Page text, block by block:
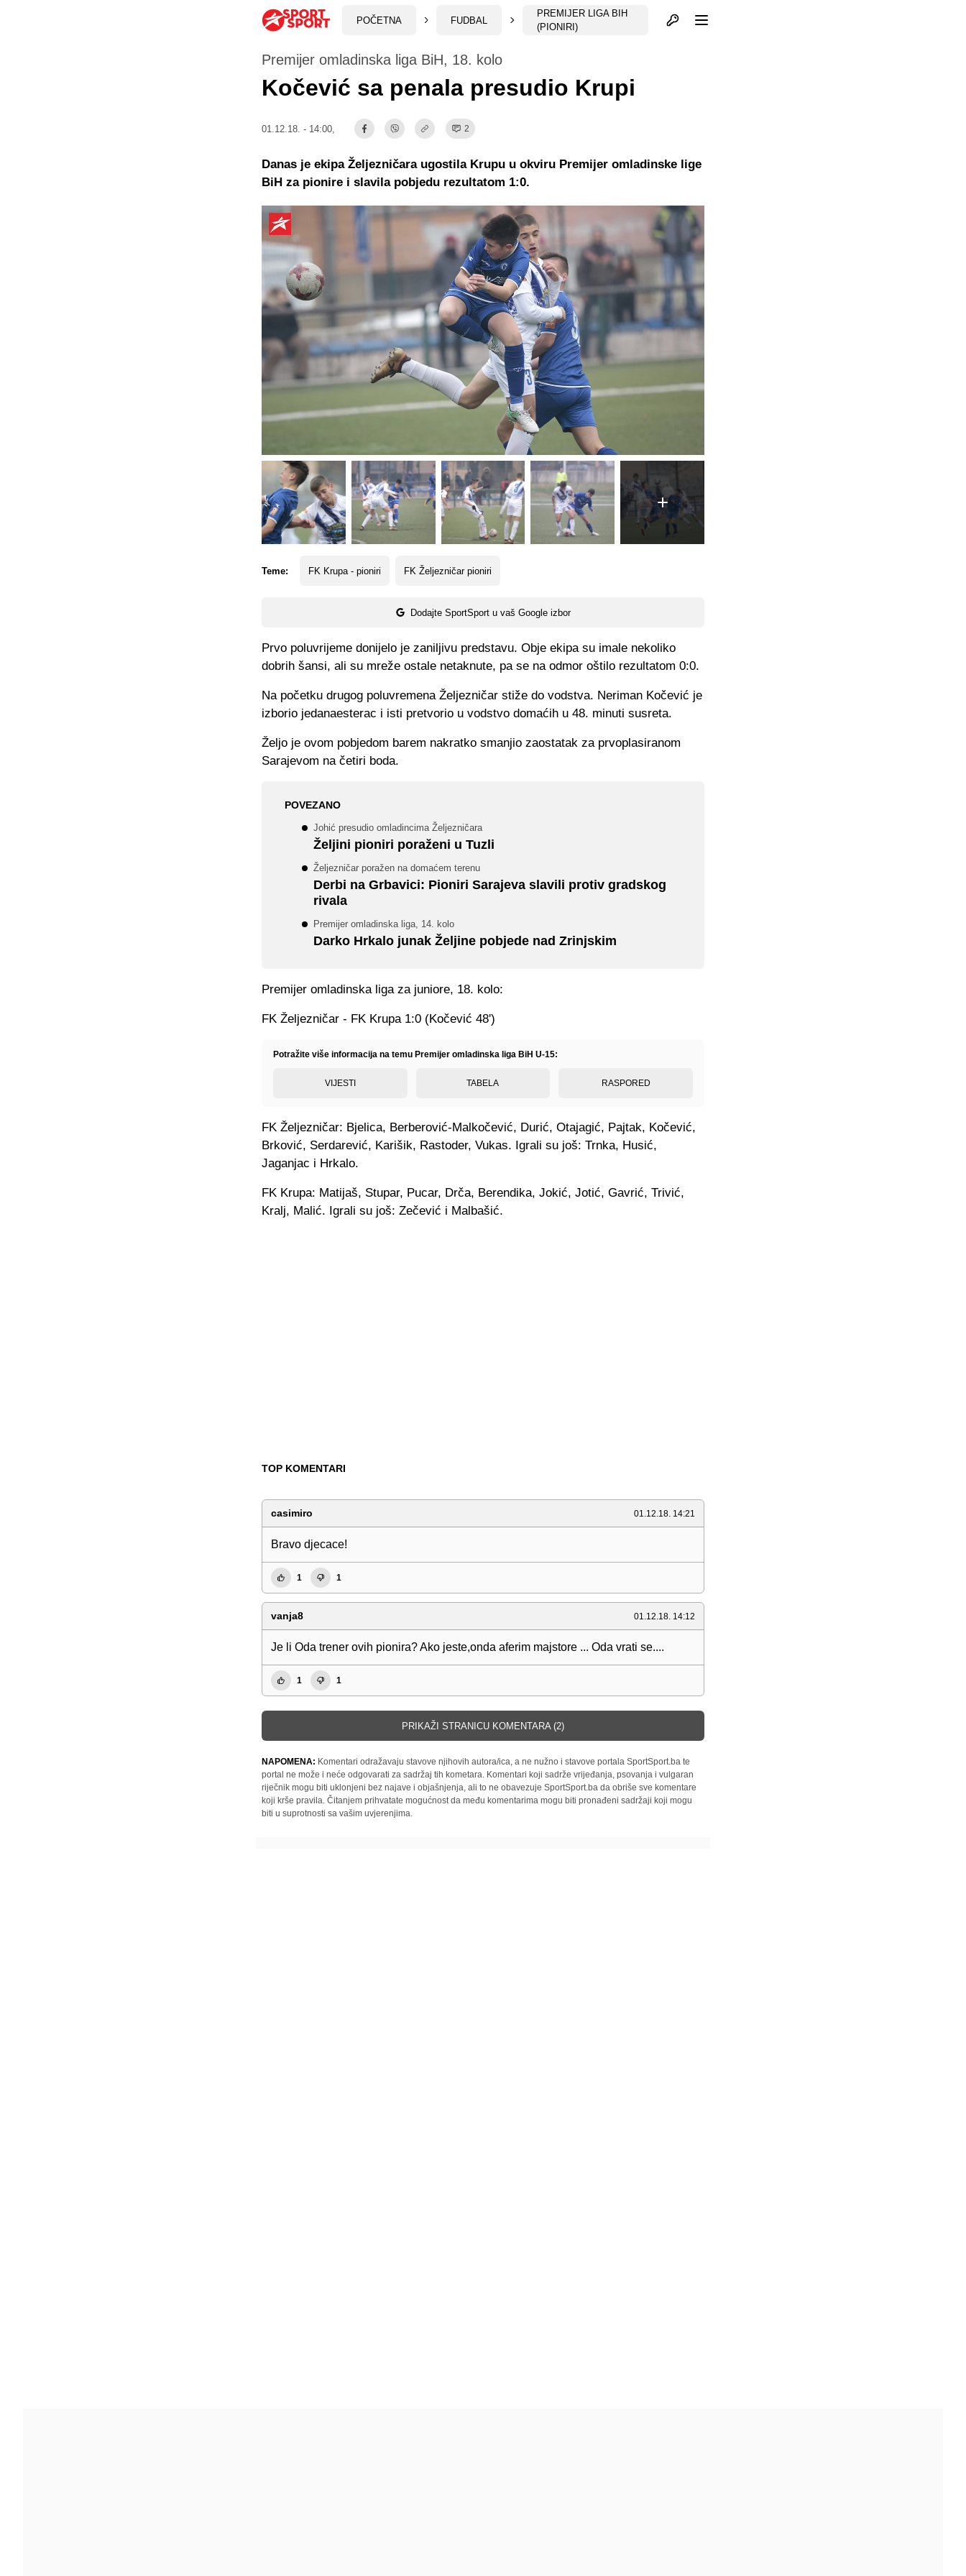
POČETNA FUDBAL
PREMIJER LIGA BIH
(PIONIRI)
Otvori profil
Premijer omladinska liga BiH, 18. kolo
Kočević sa penala presudio Krupi
01.12.18. - 14:00, 2
Teme: FK Krupa - pioniri FK Željezničar pioniri
Dodajte SportSport u vaš Google izbor
Danas je ekipa Željezničara ugostila Krupu u okviru Premijer omladinske lige
BiH za pionire i slavila pobjedu rezultatom 1:0.
Prvo poluvrijeme donijelo je zaniljivu predstavu. Obje ekipa su imale nekoliko
dobrih šansi, ali su mreže ostale netaknute, pa se na odmor oštilo rezultatom 0:0.
Na početku drugog poluvremena Željezničar stiže do vodstva. Neriman Kočević je
izborio jedanaesterac i isti pretvorio u vodstvo domaćih u 48. minuti susreta.
Željo je ovom pobjedom barem nakratko smanjio zaostatak za prvoplasiranom
Sarajevom na četiri boda.
POVEZANO
Johić presudio omladincima Željezničara
Željini pioniri poraženi u Tuzli
Željezničar poražen na domaćem terenu
Derbi na Grbavici: Pioniri Sarajeva slavili protiv gradskog
rivala
Premijer omladinska liga, 14. kolo
Darko Hrkalo junak Željine pobjede nad Zrinjskim
Premijer omladinska liga za juniore, 18. kolo:
FK Željezničar - FK Krupa 1:0 (Kočević 48')
Potražite više informacija na temu Premijer omladinska liga BiH U-15:
VIJESTI TABELA RASPORED
FK Željezničar: Bjelica, Berberović-Malkočević, Durić, Otajagić, Pajtak, Kočević,
Brković, Serdarević, Karišik, Rastoder, Vukas. Igrali su još: Trnka, Husić,
Jaganjac i Hrkalo.
FK Krupa: Matijaš, Stupar, Pucar, Drča, Berendika, Jokić, Jotić, Gavrić, Trivić,
Kralj, Malić. Igrali su još: Zečević i Malbašić.
TOP KOMENTARI
casimiro 01.12.18. 14:21
Bravo djecace!
1 1
vanja8 01.12.18. 14:12
Je li Oda trener ovih pionira? Ako jeste,onda aferim majstore ... Oda vrati se....
1 1
PRIKAŽI STRANICU KOMENTARA (2)
NAPOMENA: Komentari odražavaju stavove njihovih autora/ica, a ne nužno i stavove portala SportSport.ba te
portal ne može i neće odgovarati za sadržaj tih kometara. Komentari koji sadrže vrijeđanja, psovanja i vulgaran
riječnik mogu biti uklonjeni bez najave i objašnjenja, ali to ne obavezuje SportSport.ba da obriše sve komentare
koji krše pravila. Čitanjem prihvatate mogućnost da među komentarima mogu biti pronađeni sadržaji koji mogu
biti u suprotnosti sa vašim uvjerenjima.